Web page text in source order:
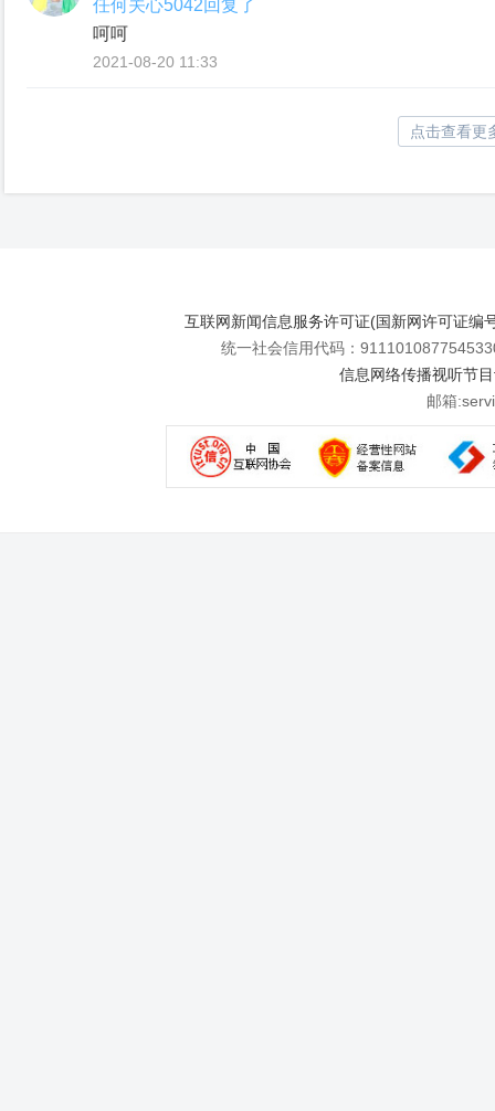
任何关心5042回复了
呵呵
2021-08-20 11:33
点击查看更
互联网新闻信息服务许可证(国新网许可证编
统一社会信用代码：
信息网络传播视听节
邮箱